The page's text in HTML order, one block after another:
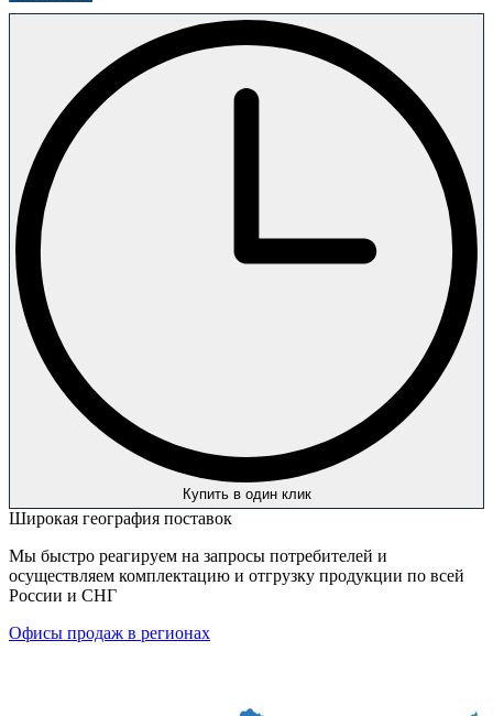
Купить в один клик
Широкая география поставок
Мы быстро реагируем на запросы потребителей и
осуществляем комплектацию и отгрузку продукции по всей
России и СНГ
Офисы продаж в регионах